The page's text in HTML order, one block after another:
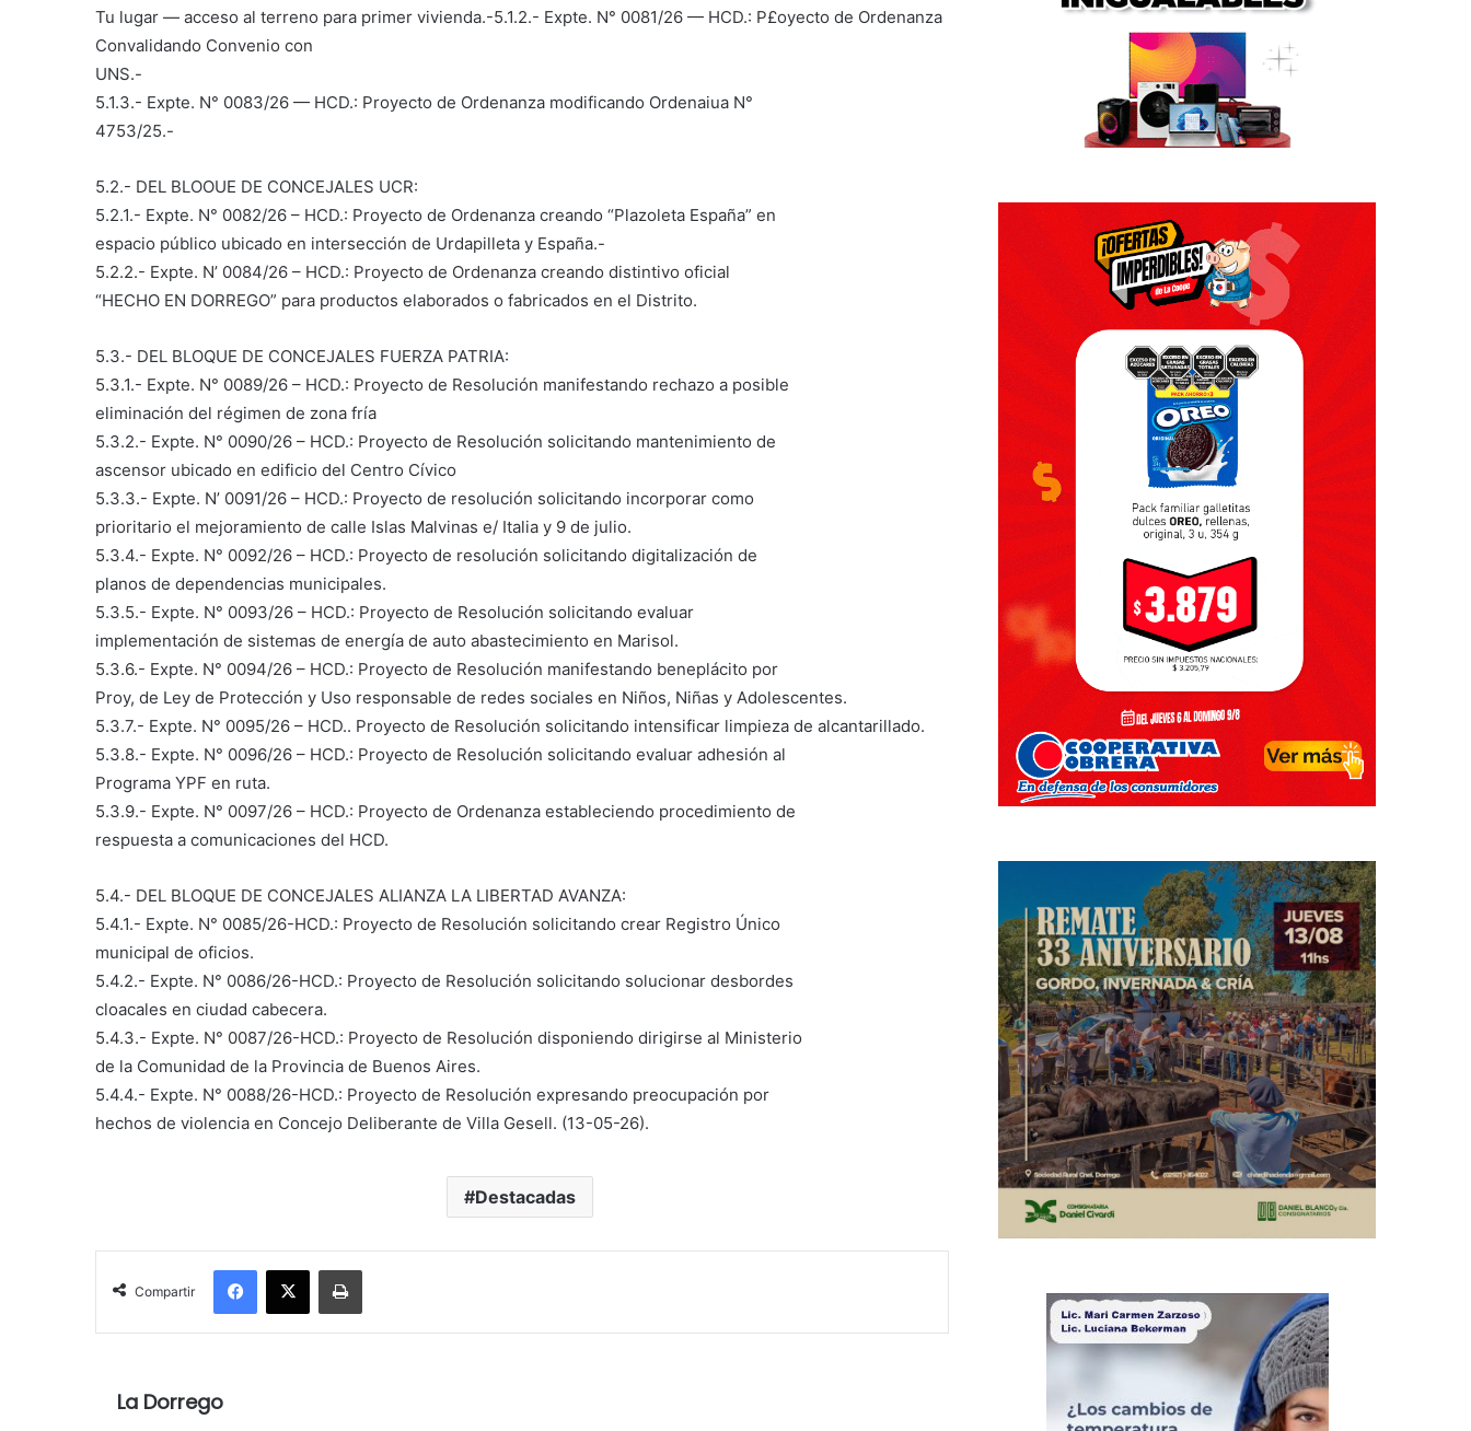
Tu lugar — acceso al terreno para primer vivienda.-5.1.2.- Expte. N° 0081/26 — HCD.: P£oyecto de Ordenanza
Convalidando Convenio con
UNS.-
5.1.3.- Expte. N° 0083/26 — HCD.: Proyecto de Ordenanza modificando Ordenaiua N°
4753/25.-
5.2.- DEL BLOOUE DE CONCEJALES UCR:
5.2.1.- Expte. N° 0082/26 – HCD.: Proyecto de Ordenanza creando “Plazoleta España” en
espacio público ubicado en intersección de Urdapilleta y España.-
5.2.2.- Expte. N’ 0084/26 – HCD.: Proyecto de Ordenanza creando distintivo oficial
“HECHO EN DORREGO” para productos elaborados o fabricados en el Distrito.
5.3.- DEL BLOQUE DE CONCEJALES FUERZA PATRIA:
5.3.1.- Expte. N° 0089/26 – HCD.: Proyecto de Resolución manifestando rechazo a posible
eliminación del régimen de zona fría
5.3.2.- Expte. N° 0090/26 – HCD.: Proyecto de Resolución solicitando mantenimiento de
ascensor ubicado en edificio del Centro Cívico
5.3.3.- Expte. N’ 0091/26 – HCD.: Proyecto de resolución solicitando incorporar como
prioritario el mejoramiento de calle Islas Malvinas e/ Italia y 9 de julio.
5.3.4.- Expte. N° 0092/26 – HCD.: Proyecto de resolución solicitando digitalización de
planos de dependencias municipales.
5.3.5.- Expte. N° 0093/26 – HCD.: Proyecto de Resolución solicitando evaluar
implementación de sistemas de energía de auto abastecimiento en Marisol.
5.3.6.- Expte. N° 0094/26 – HCD.: Proyecto de Resolución manifestando beneplácito por
Proy, de Ley de Protección y Uso responsable de redes sociales en Niños, Niñas y Adolescentes.
5.3.7.- Expte. N° 0095/26 – HCD.. Proyecto de Resolución solicitando intensificar limpieza de alcantarillado.
5.3.8.- Expte. N° 0096/26 – HCD.: Proyecto de Resolución solicitando evaluar adhesión al
Programa YPF en ruta.
5.3.9.- Expte. N° 0097/26 – HCD.: Proyecto de Ordenanza estableciendo procedimiento de
respuesta a comunicaciones del HCD.
5.4.- DEL BLOQUE DE CONCEJALES ALIANZA LA LIBERTAD AVANZA:
5.4.1.- Expte. N° 0085/26-HCD.: Proyecto de Resolución solicitando crear Registro Único
municipal de oficios.
5.4.2.- Expte. N° 0086/26-HCD.: Proyecto de Resolución solicitando solucionar desbordes
cloacales en ciudad cabecera.
5.4.3.- Expte. N° 0087/26-HCD.: Proyecto de Resolución disponiendo dirigirse al Ministerio
de la Comunidad de la Provincia de Buenos Aires.
5.4.4.- Expte. N° 0088/26-HCD.: Proyecto de Resolución expresando preocupación por
hechos de violencia en Concejo Deliberante de Villa Gesell. (13-05-26).
Destacadas
Compartir
Facebook
X Imprimir
La Dorrego